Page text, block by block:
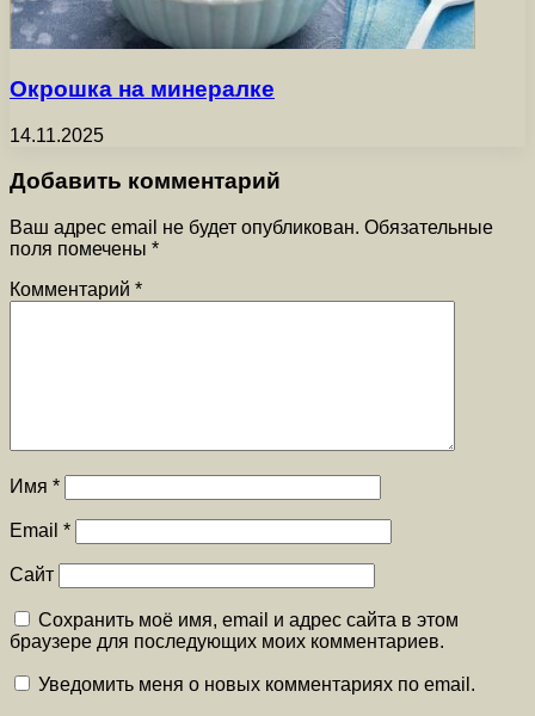
Окрошка на минералке
14.11.2025
Добавить комментарий
Ваш адрес email не будет опубликован. Обязательные
поля помечены *
Комментарий *
Имя *
Email *
Сайт
Сохранить моё имя, email и адрес сайта в этом
браузере для последующих моих комментариев.
Уведомить меня о новых комментариях по email.